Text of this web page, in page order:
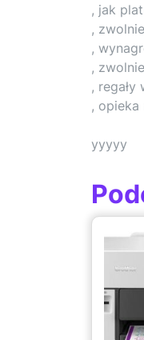
, jak
,
,
,
, regały
,
yyyyy